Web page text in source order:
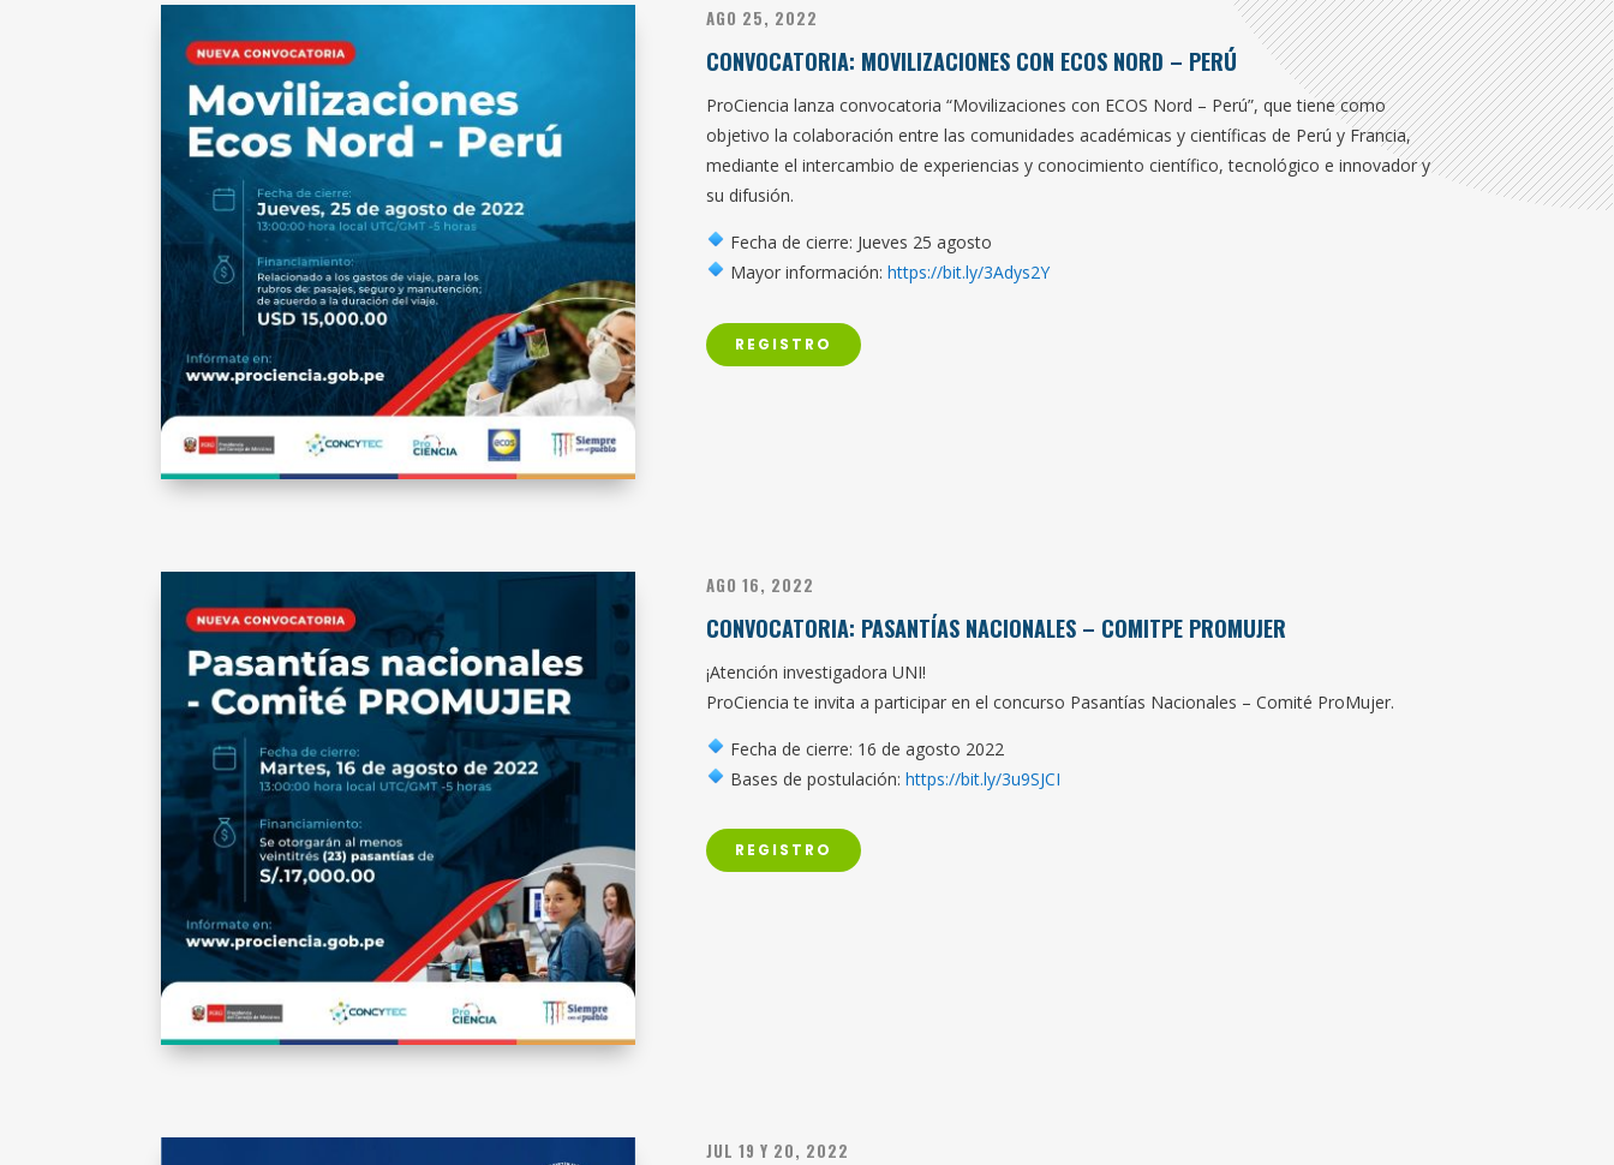
AGO 25, 2022
CONVOCATORIA: MOVILIZACIONES CON ECOS NORD – PERÚ
ProCiencia lanza convocatoria “Movilizaciones con ECOS Nord – Perú”, que tiene como
objetivo la colaboración entre las comunidades académicas y científicas de Perú y Francia,
mediante el intercambio de experiencias y conocimiento científico, tecnológico e innovador y
su difusión.
Fecha de cierre: Jueves 25 agosto
Mayor información:https://bit.ly/3Adys2Y
REGISTRO
AGO 16, 2022
CONVOCATORIA: PASANTÍAS NACIONALES – COMITPE PROMUJER
¡Atención investigadora UNI!
ProCiencia te invita a participar en el concurso Pasantías Nacionales – Comité ProMujer.
Fecha de cierre: 16 de agosto 2022
Bases de postulación:https://bit.ly/3u9SJCI
REGISTRO
JUL 19 Y 20, 2022